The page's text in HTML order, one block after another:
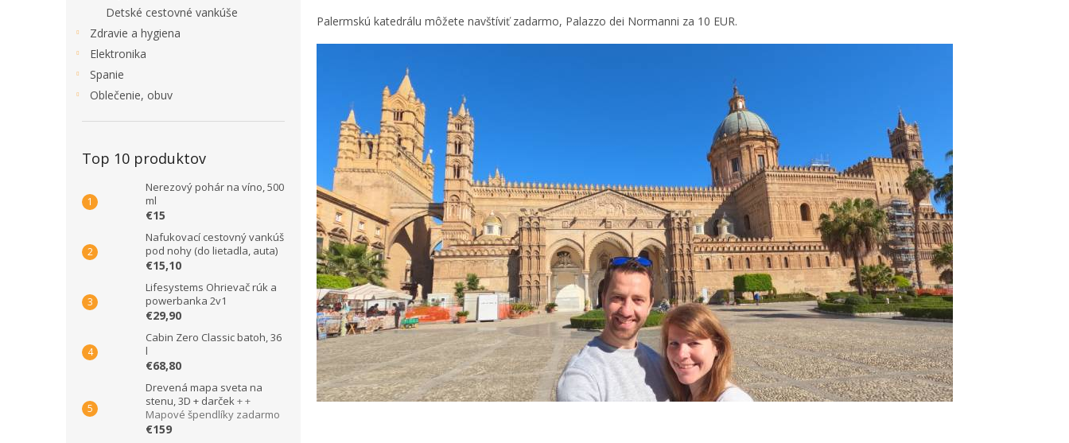
Detské cestovné vankúše
Zdravie a hygiena
Elektronika
Spanie
Oblečenie, obuv
Top 10 produktov
Nerezový pohár na víno, 500
ml
€15
Nafukovací cestovný vankúš
pod nohy (do lietadla, auta)
€15,10
Lifesystems Ohrievač rúk a
powerbanka 2v1
€29,90
Cabin Zero Classic batoh, 36
l
€68,80
Drevená mapa sveta na
stenu, 3D + darček+ +
Mapové špendlíky zadarmo
€159
Palermskú katedrálu môžete navštíviť zadarmo, Palazzo dei Normanni za 10 EUR.